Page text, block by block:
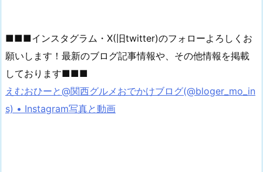
■■■インスタグラム・X(旧twitter)のフォローよろしくお
願いします！最新のブログ記事情報や、その他情報を掲載
しております■■■
えむおひーと@関西グルメおでかけブログ(@bloger_mo_in
s) • Instagram写真と動画